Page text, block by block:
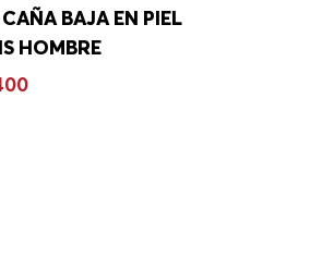
BAJA EN PIEL
HOMBRE